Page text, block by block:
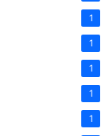
1
1
1
1
1